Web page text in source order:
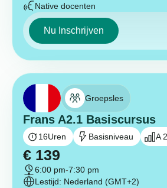
Native docenten
Nu Inschrijven
Groepsles
Frans A2.1 Basiscursus
16Uren Basisniveau A
€ 139
6:00 pm-7:30 pm
Lestijd: Nederland (GMT+2)